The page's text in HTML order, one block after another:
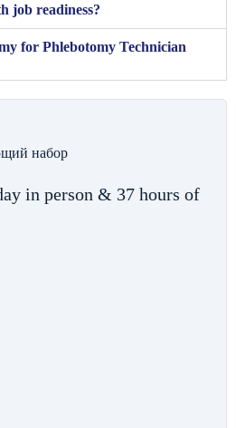
job readiness?
for Phlebotomy Technician
набор
in person & 37 hours of